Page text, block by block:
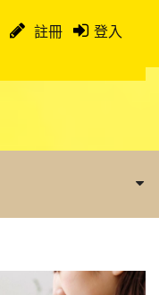
註冊 登入